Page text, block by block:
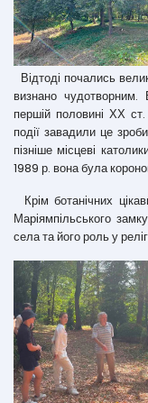
Відтоді почались
визнано
першій половині ХХ ст.
події завадили це
пізніше місцеві
1989 р. вона була
Крім ботанічних
Маріямпільського
села та його роль у